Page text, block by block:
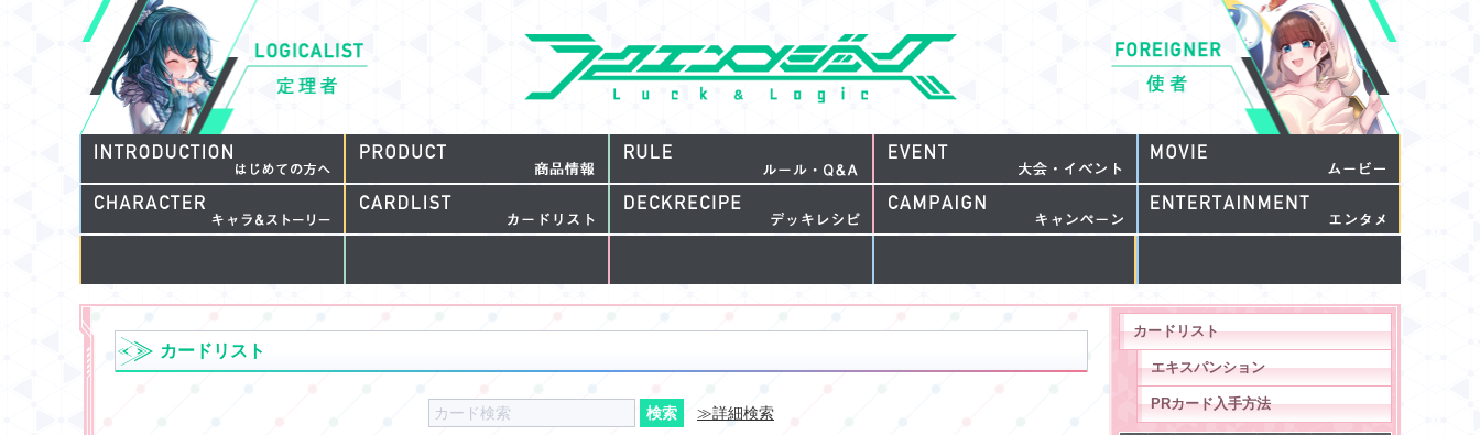
カードリスト
≫詳細検索
カードリスト
エキスパンション
PRカード入手方法